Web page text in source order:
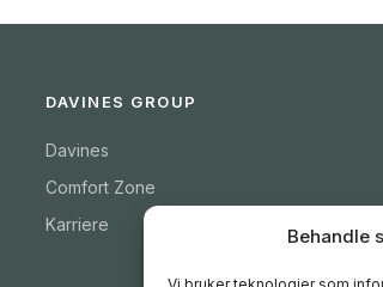
Behandle
DAVINES GROUP
Davines
Comfort Zone
Karriere